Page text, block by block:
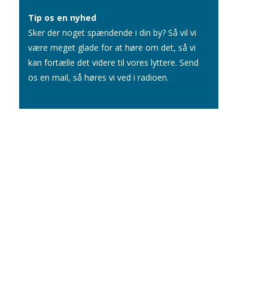
Tip os en nyhed
Sker der noget spændende i din by? Så vil vi
være meget glade for at høre om det, så vi
kan fortælle det videre til vores lyttere. Send
os en mail, så høres vi ved i radioen.